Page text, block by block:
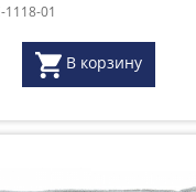
1118-01
В корзину